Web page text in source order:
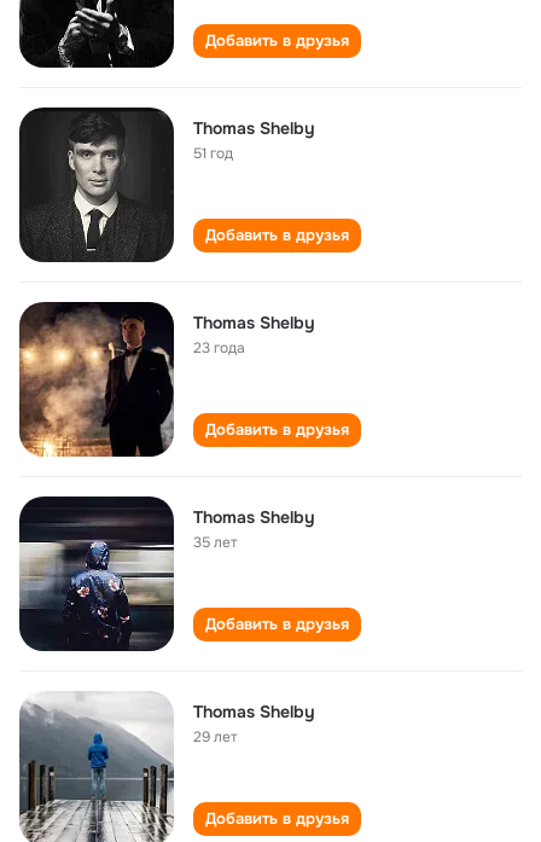
Добавить в друзья
Thomas Shelby
51 год
Добавить в друзья
Thomas Shelby
23 года
Добавить в друзья
Thomas Shelby
35 лет
Добавить в друзья
Thomas Shelby
29 лет
Добавить в друзья